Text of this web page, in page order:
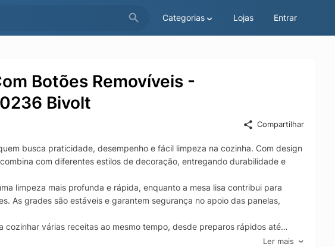
Categorias Lojas Entrar
Botões Removíveis -
Bivolt
Compartilhar
busca praticidade, desempenho e fácil limpeza na cozinha. Com design
com diferentes estilos de decoração, entregando durabilidade e
limpeza mais profunda e rápida, enquanto a mesa lisa contribui para
As grades são estáveis e garantem segurança no apoio das panelas,
várias receitas ao mesmo tempo, desde preparos rápidos até
proporciona aquecimento uniforme, contribuindo para resultadosLer mais